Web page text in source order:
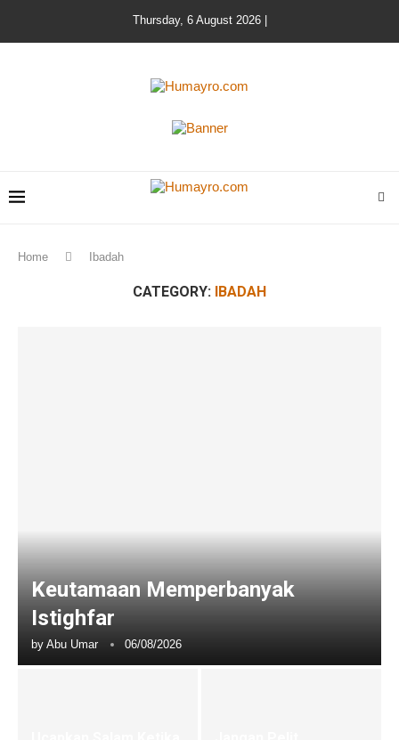
Thursday, 6 August 2026 |
Home Ibadah
CATEGORY: IBADAH
Keutamaan Memperbanyak
Istighfar
by Abu Umar 06/08/2026